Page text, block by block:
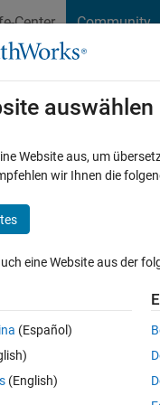
Center Community
Cody
Durchsuchen
error while
= B, the
2016 2 Antworten
auswählen
Website aus, um
wir Ihnen die
eine Website aus der
(Español)
(English)